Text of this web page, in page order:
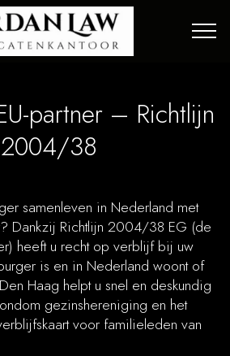
partner – Richtlijn
2004/38
samenleven in Nederland met
Dankzij Richtlijn 2004/38 EG (de
heeft u recht op verblijf bij uw
is en in Nederland woont of
Haag helpt u snel en deskundig
gezinshereniging en het
voor familieleden van